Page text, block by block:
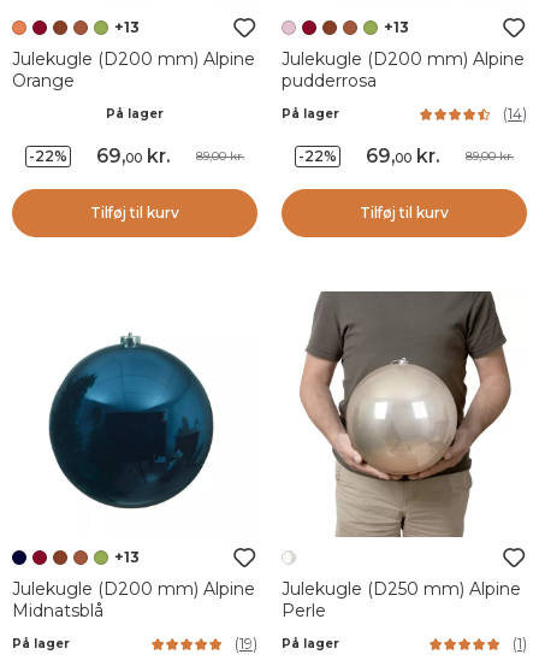
+13
Julekugle (D200 mm) Alpine
Orange
På lager
-22% 69,00 kr. 89,00 kr.
Tilføj til kurv
+13
Julekugle (D200 mm) Alpine
pudderrosa
På lager (14)
-22% 69,00 kr. 89,00 kr.
Tilføj til kurv
+13
Julekugle (D200 mm) Alpine
Midnatsblå
På lager (19)
Julekugle (D250 mm) Alpine
Perle
På lager (1)